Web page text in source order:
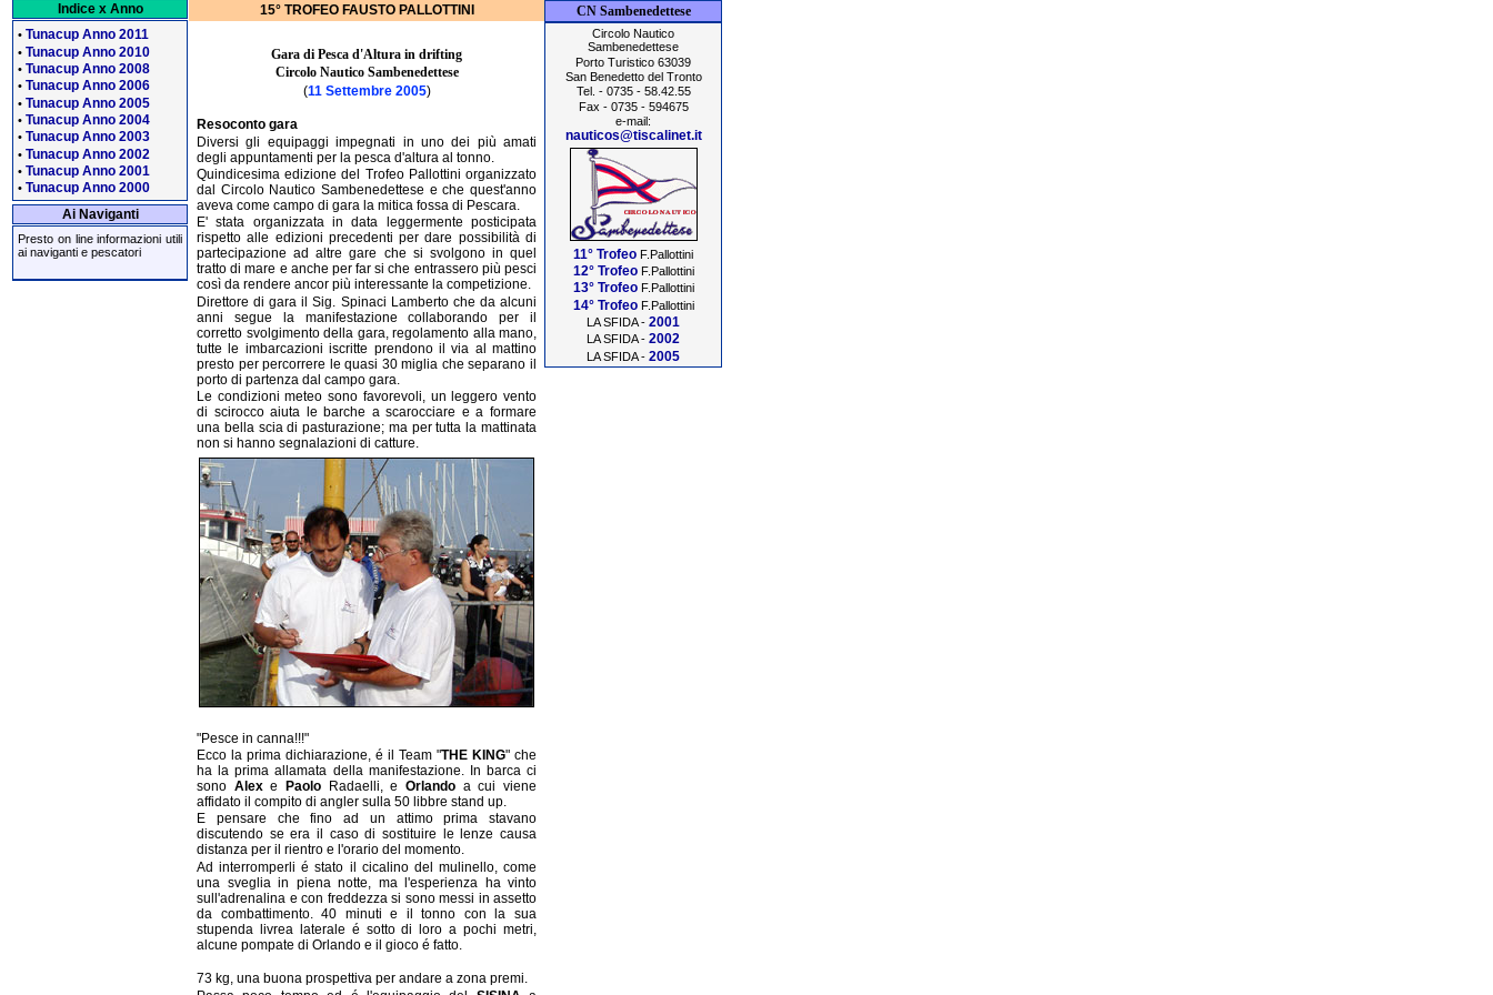
Indice x Anno
• Tunacup Anno 2011
• Tunacup Anno 2010
• Tunacup Anno 2008
• Tunacup Anno 2006
• Tunacup Anno 2005
• Tunacup Anno 2004
• Tunacup Anno 2003
• Tunacup Anno 2002
• Tunacup Anno 2001
• Tunacup Anno 2000
Ai Naviganti
Presto on line informazioni utili
ai naviganti e pescatori
15° TROFEO FAUSTO PALLOTTINI
Gara di Pesca d'Altura in drifting
Circolo Nautico Sambenedettese
(11 Settembre 2005)
Resoconto gara
Diversi gli equipaggi impegnati in uno dei più amati
degli appuntamenti per la pesca d'altura al tonno.
Quindicesima edizione del Trofeo Pallottini organizzato
dal Circolo Nautico Sambenedettese e che quest'anno
aveva come campo di gara la mitica fossa di Pescara.
E' stata organizzata in data leggermente posticipata
rispetto alle edizioni precedenti per dare possibilità di
partecipazione ad altre gare che si svolgono in quel
tratto di mare e anche per far si che entrassero più pesci
così da rendere ancor più interessante la competizione.
Direttore di gara il Sig. Spinaci Lamberto che da alcuni
anni segue la manifestazione collaborando per il
corretto svolgimento della gara, regolamento alla mano,
tutte le imbarcazioni iscritte prendono il via al mattino
presto per percorrere le quasi 30 miglia che separano il
porto di partenza dal campo gara.
Le condizioni meteo sono favorevoli, un leggero vento
di scirocco aiuta le barche a scarocciare e a formare
una bella scia di pasturazione; ma per tutta la mattinata
non si hanno segnalazioni di catture.
"Pesce in canna!!!"
Ecco la prima dichiarazione, é il Team "THE KING" che
ha la prima allamata della manifestazione. In barca ci
sono Alexe Paolo Radaelli, eOrlando a cui viene
affidato il compito di angler sulla 50 libbre stand up.
E pensare che fino ad un attimo prima stavano
discutendo se era il caso di sostituire le lenze causa
distanza per il rientro e l'orario del momento.
Ad interromperli é stato il cicalino del mulinello, come
una sveglia in piena notte, ma l'esperienza ha vinto
sull'adrenalina e con freddezza si sono messi in assetto
da combattimento. 40 minuti e il tonno con la sua
stupenda livrea laterale é sotto di loro a pochi metri,
alcune pompate di Orlando e il gioco é fatto.
73 kg, una buona prospettiva per andare a zona premi.
CN Sambenedettese
Circolo Nautico
Sambenedettese
Porto Turistico 63039
San Benedetto del Tronto
Tel. - 0735 - 58.42.55
Fax - 0735 - 594675
e-mail:
nauticos@tiscalinet.it
11° Trofeo F.Pallottini
12° TrofeoF.Pallottini
13° TrofeoF.Pallottini
14° TrofeoF.Pallottini
LA SFIDA - 2001
LA SFIDA - 2002
LA SFIDA - 2005